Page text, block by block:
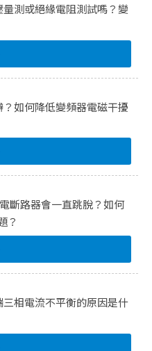
測或絕緣電阻測試嗎？變
如何降低變頻器電磁干擾
斷路器會一直跳脫？如何
？
相電流不平衡的原因是什